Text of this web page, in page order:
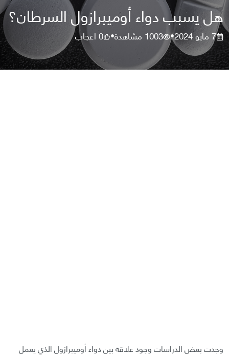
هل يسبب دواء أوميبرازول السرطان؟
7 مايو 2024 •
1003 مشاهدة•
0اعجاب
وجدت بعض الدراسات وجود علاقة بين دواء أوميبرازول الذي يعمل